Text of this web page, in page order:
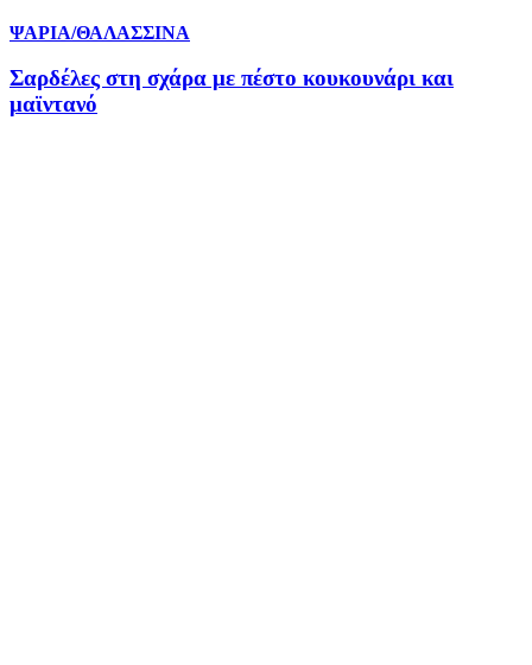
ΨΑΡΙΑ/ΘΑΛΑΣΣΙΝΑ
Σαρδέλες στη σχάρα με πέστο κουκουνάρι και
μαϊντανό